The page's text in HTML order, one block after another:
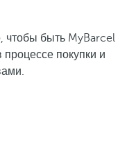
чтобы быть MyBarcel
процессе покупки и